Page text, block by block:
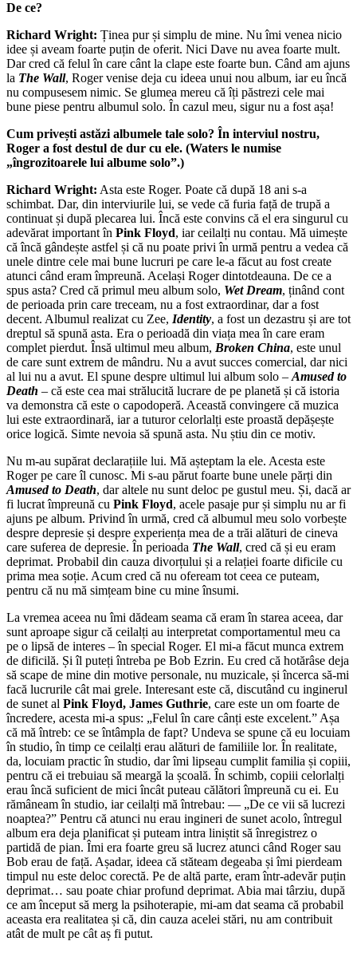
De ce?
Richard Wright: Ținea pur și simplu de mine. Nu îmi venea nicio
idee și aveam foarte puțin de oferit. Nici Dave nu avea foarte mult.
Dar cred că felul în care cânt la clape este foarte bun. Când am ajuns
la The Wall, Roger venise deja cu ideea unui nou album, iar eu încă
nu compusesem nimic. Se glumea mereu că îți păstrezi cele mai
bune piese pentru albumul solo. În cazul meu, sigur nu a fost așa!
Cum privești astăzi albumele tale solo? În interviul nostru,
Roger a fost destul de dur cu ele. (Waters le numise
„îngrozitoarele lui albume solo”.)
Richard Wright: Asta este Roger. Poate că după 18 ani s-a
schimbat. Dar, din interviurile lui, se vede că furia față de trupă a
continuat și după plecarea lui. Încă este convins că el era singurul cu
adevărat important în Pink Floyd, iar ceilalți nu contau. Mă uimește
că încă gândește astfel și că nu poate privi în urmă pentru a vedea că
unele dintre cele mai bune lucruri pe care le-a făcut au fost create
atunci când eram împreună. Același Roger dintotdeauna. De ce a
spus asta? Cred că primul meu album solo, Wet Dream, ținând cont
de perioada prin care treceam, nu a fost extraordinar, dar a fost
decent. Albumul realizat cu Zee, Identity, a fost un dezastru și are tot
dreptul să spună asta. Era o perioadă din viața mea în care eram
complet pierdut. Însă ultimul meu album, Broken China, este unul
de care sunt extrem de mândru. Nu a avut succes comercial, dar nici
al lui nu a avut. El spune despre ultimul lui album solo – Amused to
Death – că este cea mai strălucită lucrare de pe planetă și că istoria
va demonstra că este o capodoperă. Această convingere că muzica
lui este extraordinară, iar a tuturor celorlalți este proastă depășește
orice logică. Simte nevoia să spună asta. Nu știu din ce motiv.
Nu m-au supărat declarațiile lui. Mă așteptam la ele. Acesta este
Roger pe care îl cunosc. Mi s-au părut foarte bune unele părți din
Amused to Death, dar altele nu sunt deloc pe gustul meu. Și, dacă ar
fi lucrat împreună cu Pink Floyd, acele pasaje pur și simplu nu ar fi
ajuns pe album. Privind în urmă, cred că albumul meu solo vorbește
despre depresie și despre experiența mea de a trăi alături de cineva
care suferea de depresie. În perioada The Wall, cred că și eu eram
deprimat. Probabil din cauza divorțului și a relației foarte dificile cu
prima mea soție. Acum cred că nu ofeream tot ceea ce puteam,
pentru că nu mă simțeam bine cu mine însumi.
La vremea aceea nu îmi dădeam seama că eram în starea aceea, dar
sunt aproape sigur că ceilalți au interpretat comportamentul meu ca
pe o lipsă de interes – în special Roger. El mi-a făcut munca extrem
de dificilă. Și îl puteți întreba pe Bob Ezrin. Eu cred că hotărâse deja
să scape de mine din motive personale, nu muzicale, și încerca să-mi
facă lucrurile cât mai grele. Interesant este că, discutând cu inginerul
de sunet al Pink Floyd, James Guthrie, care este un om foarte de
încredere, acesta mi-a spus: „Felul în care cânți este excelent.” Așa
că mă întreb: ce se întâmpla de fapt? Undeva se spune că eu locuiam
în studio, în timp ce ceilalți erau alături de familiile lor. În realitate,
da, locuiam practic în studio, dar îmi lipseau cumplit familia și copiii,
pentru că ei trebuiau să meargă la școală. În schimb, copiii celorlalți
erau încă suficient de mici încât puteau călători împreună cu ei. Eu
rămâneam în studio, iar ceilalți mă întrebau: — „De ce vii să lucrezi
noaptea?” Pentru că atunci nu erau ingineri de sunet acolo, întregul
album era deja planificat și puteam intra liniștit să înregistrez o
partidă de pian. Îmi era foarte greu să lucrez atunci când Roger sau
Bob erau de față. Așadar, ideea că stăteam degeaba și îmi pierdeam
timpul nu este deloc corectă. Pe de altă parte, eram într-adevăr puțin
deprimat… sau poate chiar profund deprimat. Abia mai târziu, după
ce am început să merg la psihoterapie, mi-am dat seama că probabil
aceasta era realitatea și că, din cauza acelei stări, nu am contribuit
atât de mult pe cât aș fi putut.